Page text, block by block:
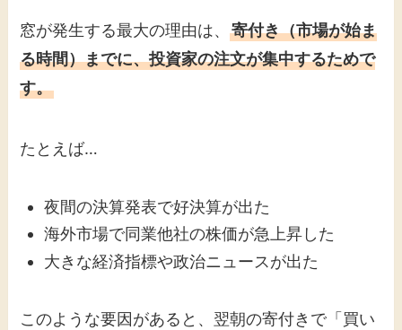
窓が発生する最大の理由は、寄付き（市場が始ま
る時間）までに、投資家の注文が集中するためで
す。
たとえば…
夜間の決算発表で好決算が出た
海外市場で同業他社の株価が急上昇した
大きな経済指標や政治ニュースが出た
このような要因があると、翌朝の寄付きで「買い